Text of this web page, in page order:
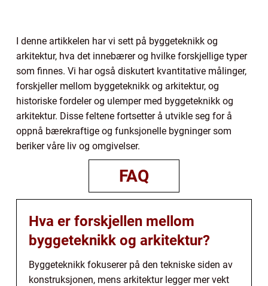
I denne artikkelen har vi sett på byggeteknikk og
arkitektur, hva det innebærer og hvilke forskjellige typer
som finnes. Vi har også diskutert kvantitative målinger,
forskjeller mellom byggeteknikk og arkitektur, og
historiske fordeler og ulemper med byggeteknikk og
arkitektur. Disse feltene fortsetter å utvikle seg for å
oppnå bærekraftige og funksjonelle bygninger som
beriker våre liv og omgivelser.
FAQ
Hva er forskjellen mellom
byggeteknikk og arkitektur?
Byggeteknikk fokuserer på den tekniske siden av
konstruksjonen, mens arkitektur legger mer vekt